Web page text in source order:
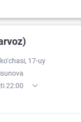
17-uy
22:00